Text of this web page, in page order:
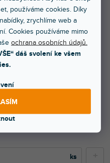
používáme cookies. Díky
zrychlíme web a
Cookies používáme mimo
ochrana osobních údajů.
dáš svolení ke všem